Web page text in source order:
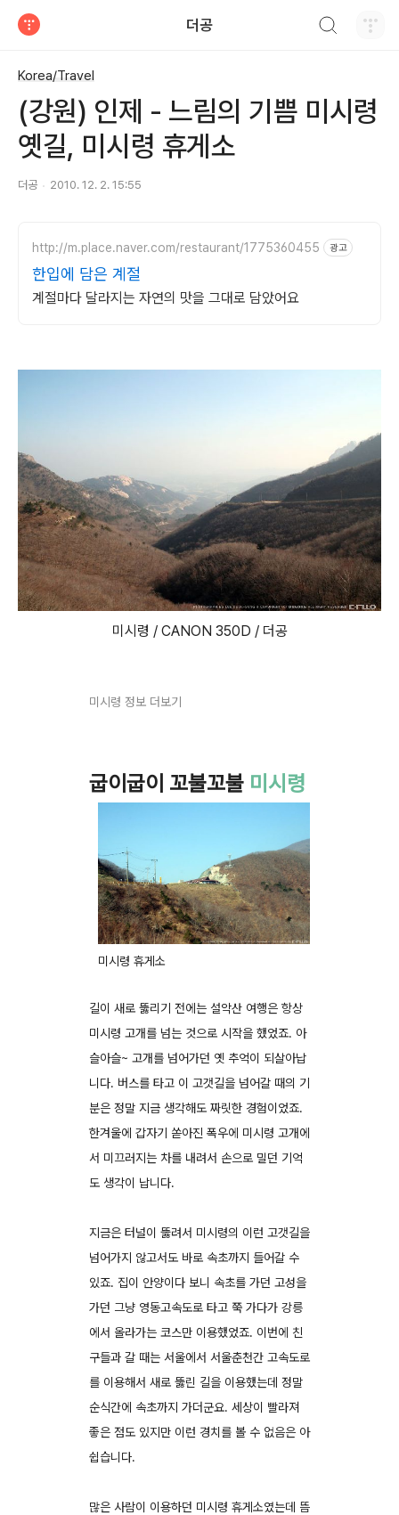
더공
Korea/Travel
(강원) 인제 - 느림의 기쁨 미시령
옛길, 미시령 휴게소
더공 2010. 12. 2. 15:55
http://m.place.naver.com/restaurant/1775360455 광고
한입에 담은 계절
계절마다 달라지는 자연의 맛을 그대로 담았어요
미시령 / CANON 350D / 더공
미시령 정보 더보기
굽이굽이 꼬불꼬불 미시령
미시령 휴게소
길이 새로 뚫리기 전에는 설악산 여행은 항상
미시령 고개를 넘는 것으로 시작을 했었죠. 아
슬아슬~ 고개를 넘어가던 옛 추억이 되살아납
니다. 버스를 타고 이 고갯길을 넘어갈 때의 기
분은 정말 지금 생각해도 짜릿한 경험이었죠.
한겨울에 갑자기 쏟아진 폭우에 미시령 고개에
서 미끄러지는 차를 내려서 손으로 밀던 기억
도 생각이 납니다.
지금은 터널이 뚫려서 미시령의 이런 고갯길을
넘어가지 않고서도 바로 속초까지 들어갈 수
있죠. 집이 안양이다 보니 속초를 가던 고성을
가던 그냥 영동고속도로 타고 쭉 가다가 강릉
에서 올라가는 코스만 이용했었죠. 이번에 친
구들과 갈 때는 서울에서 서울춘천간 고속도로
를 이용해서 새로 뚫린 길을 이용했는데 정말
순식간에 속초까지 가더군요. 세상이 빨라져
좋은 점도 있지만 이런 경치를 볼 수 없음은 아
쉽습니다.
많은 사람이 이용하던 미시령 휴게소였는데 뜸